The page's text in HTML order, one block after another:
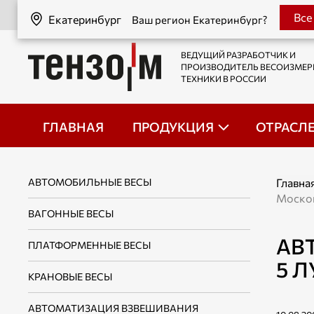
Екатеринбург Ваш регион Екатеринбург?
Екатеринбург
ВЕДУЩИЙ РАЗРАБОТЧИК И
ПРОИЗВОДИТЕЛЬ
ТЕХНИКИ В РОССИИ
ГЛАВНАЯ ПРОДУКЦИЯ
АВТОМОБИЛЬНЫЕ ВЕСЫ
ВАГОННЫЕ ВЕСЫ
ПЛАТФОРМЕННЫЕ ВЕСЫ
КРАНОВЫЕ ВЕСЫ
АВТОМАТИЗАЦИЯ ВЗВЕШИВАНИЯ
5